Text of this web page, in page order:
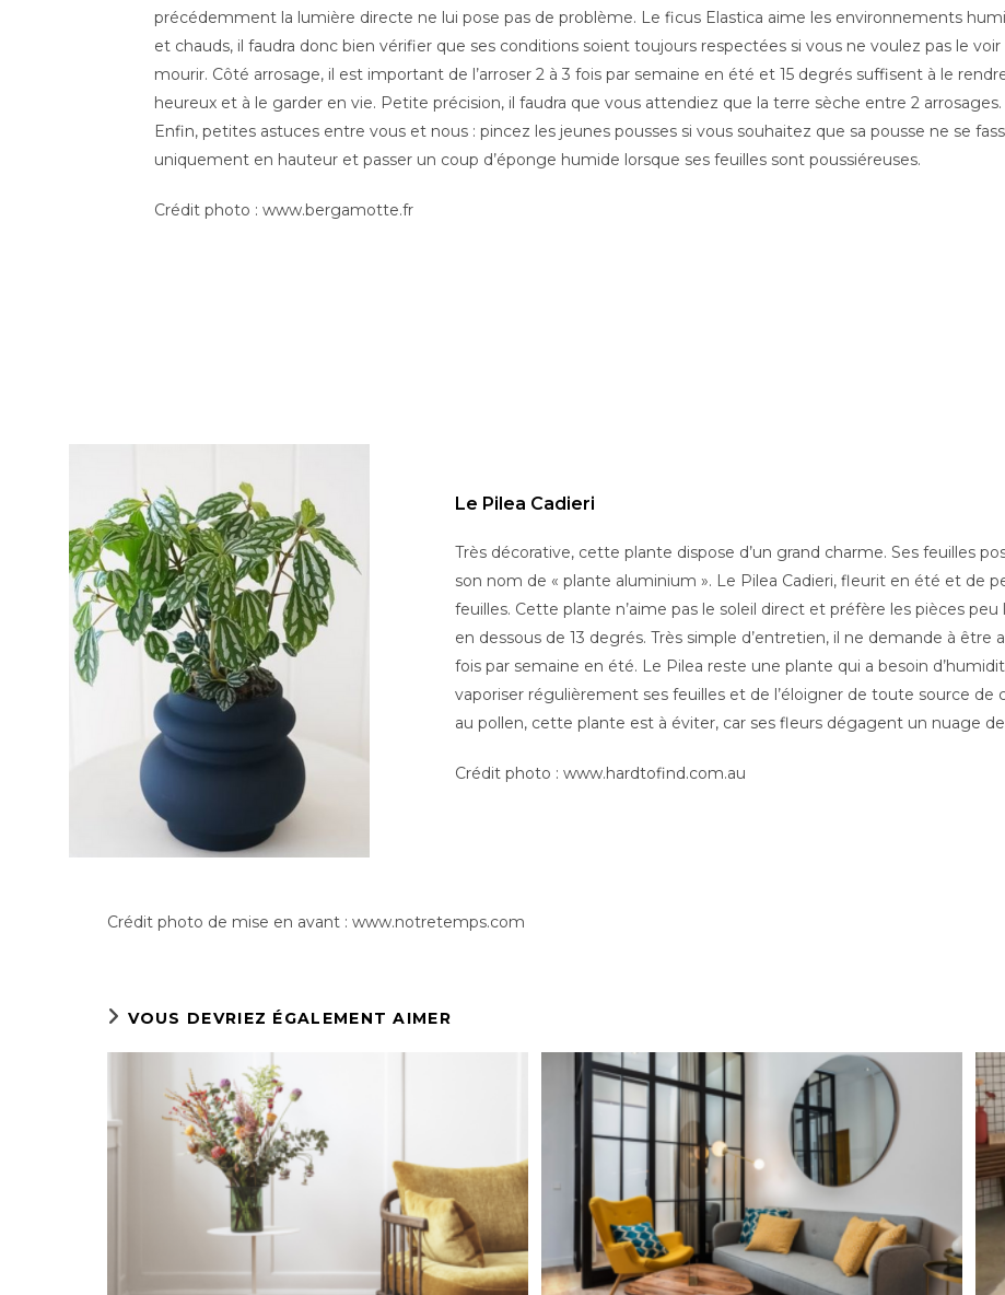
précédemment la lumière directe ne lui pose pas de problème. Le ficus Elastica aime les environnements
et chauds, il faudra donc bien vérifier que ses conditions soient toujours respectées si vous ne voulez pas le voir
mourir. Côté arrosage, il est important de l’arroser 2 à 3 fois par semaine en été et 15 degrés suffisent à le
heureux et à le garder en vie. Petite précision, il faudra que vous attendiez que la terre sèche entre 2 arrosages.
Enfin, petites astuces entre vous et nous : pincez les jeunes pousses si vous souhaitez que sa pousse ne se
uniquement en hauteur et passer un coup d’éponge humide lorsque ses feuilles sont poussiéreuses.
Crédit photo : www.bergamotte.fr
Le Pilea Cadieri
Très décorative, cette plante dispose d’un grand charme. Ses feuilles
son nom de « plante aluminium ». Le Pilea Cadieri, fleurit en été et de
feuilles. Cette plante n’aime pas le soleil direct et préfère les pièces
en dessous de 13 degrés. Très simple d’entretien, il ne demande à être
fois par semaine en été. Le Pilea reste une plante qui a besoin
vaporiser régulièrement ses feuilles et de l’éloigner de toute source de
au pollen, cette plante est à éviter, car ses fleurs dégagent un nuage
Crédit photo : www.hardtofind.com.au
Crédit photo de mise en avant : www.notretemps.com
VOUS DEVRIEZ ÉGALEMENT AIMER